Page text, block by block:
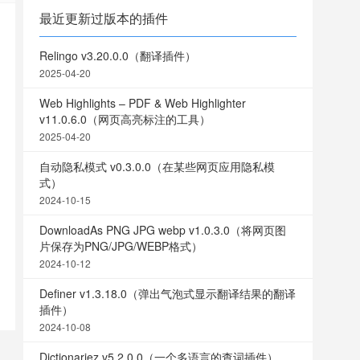
最近更新过版本的插件
Relingo v3.20.0.0（翻译插件）
2025-04-20
Web Highlights – PDF & Web Highlighter
v11.0.6.0（网页高亮标注的工具）
2025-04-20
自动隐私模式 v0.3.0.0（在某些网页应用隐私模
式）
2024-10-15
DownloadAs PNG JPG webp v1.0.3.0（将网页图
片保存为PNG/JPG/WEBP格式）
2024-10-12
Definer v1.3.18.0（弹出气泡式显示翻译结果的翻译
插件）
2024-10-08
Dictionariez v5.2.0.0（一个多语言的查词插件）